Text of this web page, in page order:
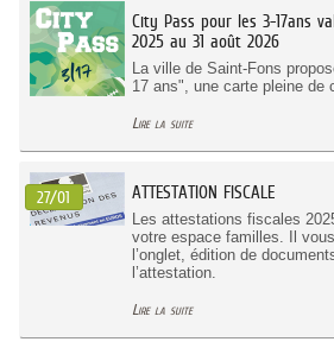
City Pass pour les 3-17ans
2025 au 31 août 2026
La ville de Saint-Fons
17 ans", une carte pleine de
Lire la suite
27/01 ATTESTATION FISCALE
Les attestations fiscales
votre espace familles. Il
l’onglet, édition de
l’attestation.
Lire la suite